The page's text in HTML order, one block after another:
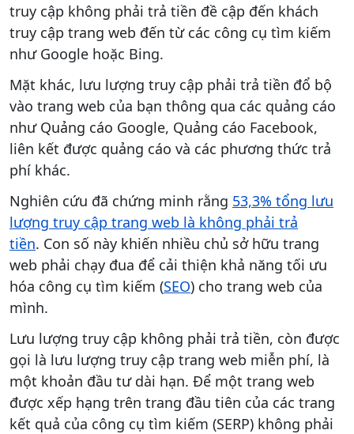
truy cập không phải trả tiền đề cập đến khách
truy cập trang web đến từ các công cụ tìm kiếm
như Google hoặc Bing.
Mặt khác, lưu lượng truy cập phải trả tiền đổ bộ
vào trang web của bạn thông qua các quảng cáo
như Quảng cáo Google, Quảng cáo Facebook,
liên kết được quảng cáo và các phương thức trả
phí khác.
Nghiên cứu đã chứng minh rằng 53,3% tổng lưu
lượng truy cập trang web là không phải trả
tiền. Con số này khiến nhiều chủ sở hữu trang
web phải chạy đua để cải thiện khả năng tối ưu
hóa công cụ tìm kiếm (SEO) cho trang web của
mình.
Lưu lượng truy cập không phải trả tiền, còn được
gọi là lưu lượng truy cập trang web miễn phí, là
một khoản đầu tư dài hạn. Để một trang web
được xếp hạng trên trang đầu tiên của các trang
kết quả của công cụ tìm kiếm (SERP) không phải